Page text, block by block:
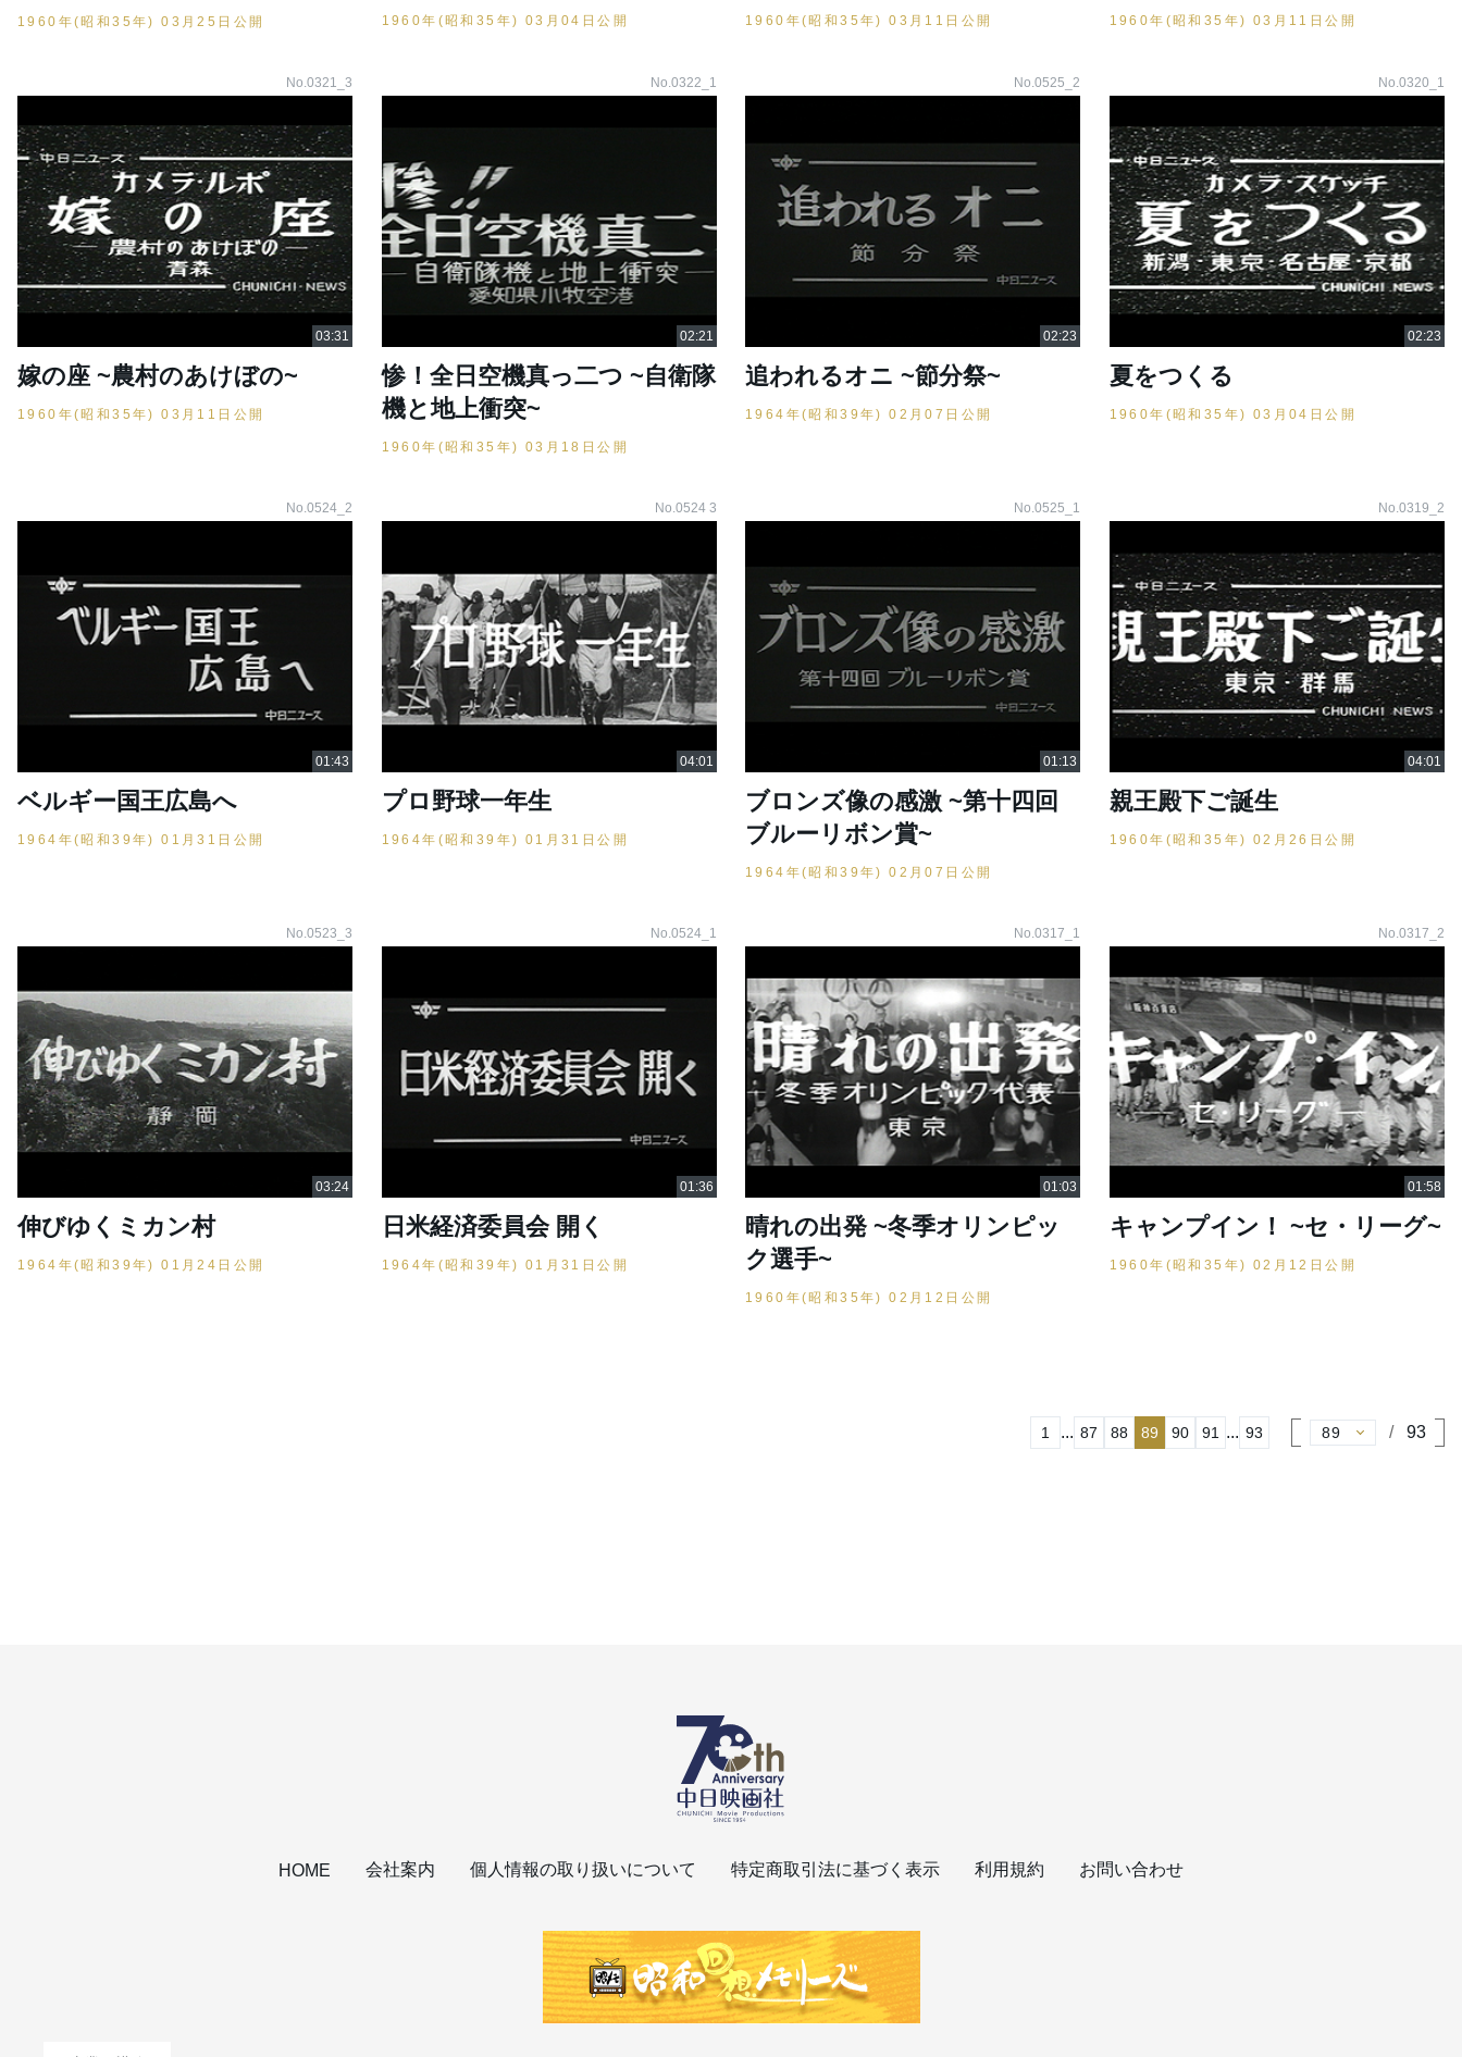
1960年(昭和35年) 03月25日公開 1960年(昭和35年) 03月04日公開 1960年(昭和35年) 03月11日公開 1960年(昭和35年) 03月11日公開
No.0321_3
嫁の座 ~農村のあけぼの~
1960年(昭和35年) 03月11日公開
No.0322_1
惨！全日空機真っ二つ ~自衛隊
機と地上衝突~
1960年(昭和35年) 03月18日公開
No.0525_2
追われるオニ ~節分祭~
1964年(昭和39年) 02月07日公開
No.0320_1
夏をつくる
1960年(昭和35年) 03月04日公開
No.0524_2
ベルギー国王広島へ
1964年(昭和39年) 01月31日公開
No.0524 3
プロ野球一年生
1964年(昭和39年) 01月31日公開
No.0525_1
ブロンズ像の感激 ~第十四回
ブルーリボン賞~
1964年(昭和39年) 02月07日公開
No.0319_2
親王殿下ご誕生
1960年(昭和35年) 02月26日公開
No.0523_3
伸びゆくミカン村
1964年(昭和39年) 01月24日公開
No.0524_1
日米経済委員会 開く
1964年(昭和39年) 01月31日公開
No.0317_1
晴れの出発 ~冬季オリンピッ
ク選手~
1960年(昭和35年) 02月12日公開
No.0317_2
キャンプイン！ ~セ・リーグ~
1960年(昭和35年) 02月12日公開
1 ... 87 88 89 90 91 ... 93 93
HOME 会社案内 個人情報の取り扱いについて 特定商取引法に基づく表示 利用規約 お問い合わせ